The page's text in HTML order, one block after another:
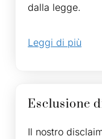
dalla legge.
Leggi di più
Esclusione
Il nostro